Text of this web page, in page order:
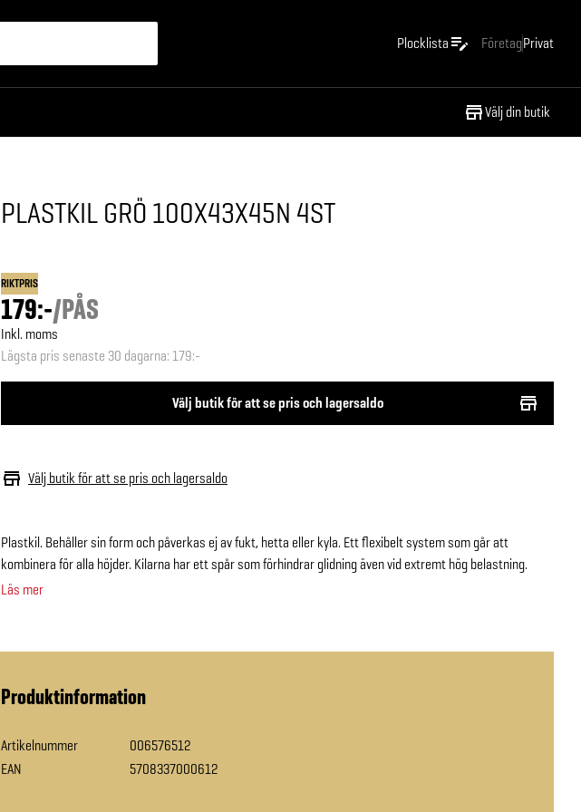
Plocklista FöretagPrivat
Välj din butik
PLASTKIL GRÖ 100X43X45N 4ST
RIKTPRIS
179:-/PÅS
Inkl. moms
Lägsta pris senaste 30 dagarna: 179:-
Välj butik för att se pris och lagersaldo
Välj butik för att se pris och lagersaldo
Plastkil. Behåller sin form och påverkas ej av fukt, hetta eller kyla. Ett flexibelt system som går att
kombinera för alla höjder. Kilarna har ett spår som förhindrar glidning även vid extremt hög belastning.
Läs mer
Produktinformation
Artikelnummer
006576512
EAN
5708337000612